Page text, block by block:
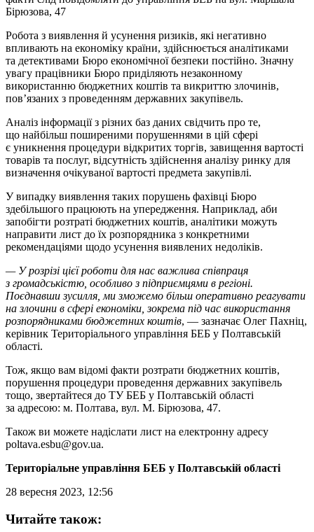
Бірюзова, 47
Робота з виявлення й усунення ризиків, які негативно
впливають на економіку країни, здійснюється аналітиками
та детективами Бюро економічної безпеки постійно. Значну
увагу працівники Бюро приділяють незаконному
використанню бюджетних коштів та викриттю злочинів,
повʼязаних з проведенням державних закупівель.
Аналіз інформації з різних баз даних свідчить про те,
що найбільш поширеними порушеннями в цій сфері
є уникнення процедури відкритих торгів, завищення вартості
товарів та послуг, відсутність здійснення аналізу ринку для
визначення очікуваної вартості предмета закупівлі.
У випадку виявлення таких порушень фахівці Бюро
здебільшого працюють на упередження. Наприклад, аби
запобігти розтраті бюджетних коштів, аналітики можуть
направити лист до їх розпорядника з конкретними
рекомендаціями щодо усунення виявлених недоліків.
— У розрізі цієї роботи для нас важлива співпраця
з громадськістю, особливо з підприємцями в регіоні.
Поєднавши зусилля, ми зможемо більш оперативно реагувати
на злочини в сфері економіки, зокрема під час використання
розпорядниками бюджетних коштів, — зазначає Олег Пахніц,
керівник Територіального управління БЕБ у Полтавській
області.
Тож, якщо вам відомі факти розтрати бюджетних коштів,
порушення процедури проведення державних закупівель
тощо, звертайтеся до ТУ БЕБ у Полтавській області
за адресою: м. Полтава, вул. М. Бірюзова, 47.
Також ви можете надіслати лист на електронну адресу
poltava.esbu@gov.ua.
Територіальне управління БЕБ у Полтавській області
28 вересня 2023, 12:56
Читайте також: